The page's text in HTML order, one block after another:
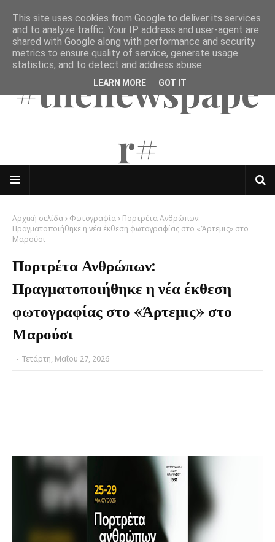
The Mates
#thenewspape
r#
Αρχική σελίδα Φωτογραφία
Πορτρέτα Ανθρώπων:
Πραγματοποιήθηκε η νέα έκθεση φωτογραφίας στο «Άρτεμις» στο
Μαρούσι
Πορτρέτα Ανθρώπων:
Πραγματοποιήθηκε η νέα έκθεση
φωτογραφίας στο «Άρτεμις» στο
Μαρούσι
- Τετάρτη, Μαΐου 27, 2026
This site uses cookies from Google to deliver its services
and to analyze traffic. Your IP address and user-agent are
shared with Google along with performance and security
metrics to ensure quality of service, generate usage
statistics, and to detect and address abuse.
LEARN MORE GOT IT